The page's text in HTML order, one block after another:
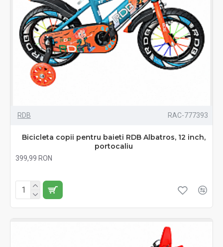
RDB RAC-777393
Bicicleta copii pentru baieti RDB Albatros, 12 inch,
portocaliu
399,99 RON